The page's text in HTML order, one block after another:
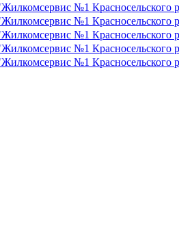
№1 Красносельского
№1 Красносельского
№1 Красносельского
№1 Красносельского
№1 Красносельского